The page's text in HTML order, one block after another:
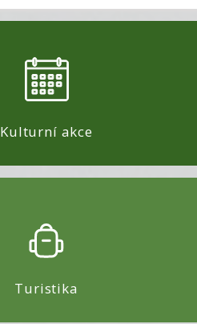
Kulturní akce
Turistika